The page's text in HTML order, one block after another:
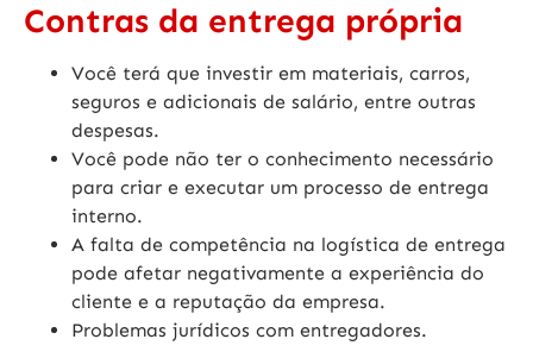
Contras da entrega própria
Você terá que investir em materiais, carros,
seguros e adicionais de salário, entre outras
despesas.
Você pode não ter o conhecimento necessário
para criar e executar um processo de entrega
interno.
A falta de competência na logística de entrega
pode afetar negativamente a experiência do
cliente e a reputação da empresa.
Problemas jurídicos com entregadores.